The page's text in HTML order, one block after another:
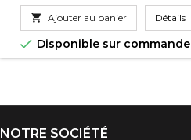
 Ajouter au panier Détails
 Disponible sur commande
NOTRE SOCIÉTÉ